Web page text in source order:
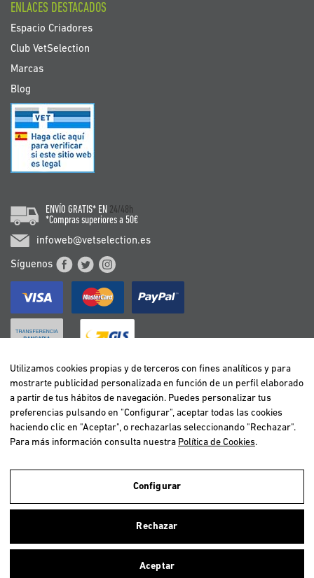
Utilizamos cookies propias y de terceros para realizar el análisis de la
navegación de los usuarios y de este modo poder ofrecer un mejor
ellas. Para más información clicaaquí.
ENLACES DESTACADOS
Espacio Criadores
Club VetSelection
Marcas
Blog
ENVÍO GRATIS* EN 24/48h
*Compras superiores a 50€
infoweb@vetselection.es
Síguenos
BELGIË / BELGIQUE
DEUTSCHLAND
ESPAÑA
FRANCE
ITALIA
NEDERLAND
ÖSTERREICH
PORTUGAL
Copyright © 2026 Vetselection. Tienda de animales online. Todos los
Utilizamos cookies propias y de terceros con fines analíticos y para
mostrarte publicidad personalizada en función de un perfil elaborado
a partir de tus hábitos de navegación. Puedes personalizar tus
preferencias pulsando en "Configurar", aceptar todas las cookies
haciendo clic en "Aceptar", o rechazarlas seleccionando "Rechazar".
Para más información consulta nuestra Política de Cookies.
Configurar
Rechazar
Aceptar